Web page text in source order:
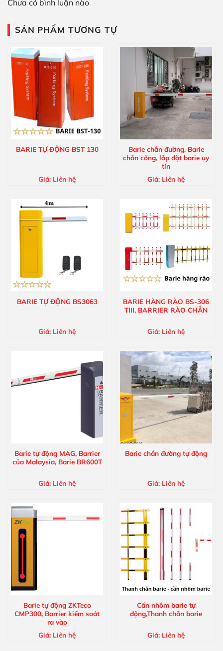
Chưa có bình luận nào
SẢN PHẨM TƯƠNG TỰ
BARIE TỰ ĐỘNG BST 130
Giá: Liên hệ
Barie chắn đường, Barie
chắn cổng, lắp đặt barie uy
tín
Giá: Liên hệ
BARIE TỰ ĐỘNG BS3063
Giá: Liên hệ
BARIE HÀNG RÀO BS-306
TIII, BARRIER RÀO CHẮN
Giá: Liên hệ
Barie tự động MAG, Barrier
của Malaysia, Barie BR600T
Giá: Liên hệ
Barie chắn đường tự động
Giá: Liên hệ
Barie tự động ZKTeco
CMP300, Barrier kiểm soát
ra vào
Giá: Liên hệ
Cần nhôm barie tự
động,Thanh chắn barie
Giá: Liên hệ